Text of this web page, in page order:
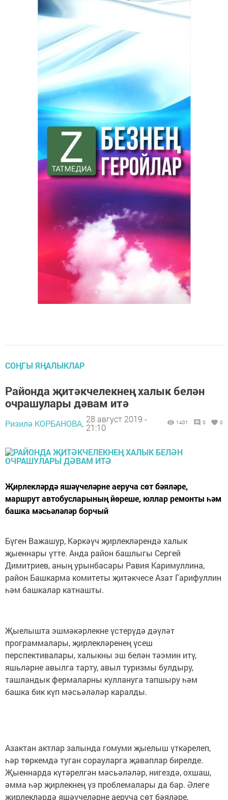
СОҢГЫ ЯҢАЛЫКЛАР
Районда җитәкчелекнең халык белән
очрашулары дәвам итә
Ризилә КОРБАНОВА, 28 август 2019 -
21:10
1401 0 0
Җирлекләрдә яшәүчеләрне аеруча сөт бәяләре,
маршрут автобусларының йөреше, юллар ремонты һәм
башка мәсьәләләр борчый
Бүген Важашур, Кәркәүч җирлекләрендә халык
җыеннары үтте. Анда район башлыгы Сергей
Димитриев, аның урынбасары Равия Каримуллина,
район Башкарма комитеты җитәкчесе Азат Гарифуллин
һәм башкалар катнашты.
Җыелышта эшмәкәрлекне үстерүдә дәүләт
программалары, җирлекләренең үсеш
перспективалары, халыкны эш белән тәэмин итү,
яшьләрне авылга тарту, авыл туризмы булдыру,
ташландык фермаларны куллануга тапшыру һәм
башка бик күп мәсьәләләр каралды.
Азактан актлар залында гомуми җыелыш үткәрелеп,
һәр төркемдә туган сорауларга җаваплар бирелде.
Җыеннарда күтәрелгән мәсьәләләр, нигездә, охшаш,
әмма һәр җирлекнең үз проблемалары да бар. Әлеге
җирлекләрдә яшәүчеләрне аеруча сөт бәяләре,